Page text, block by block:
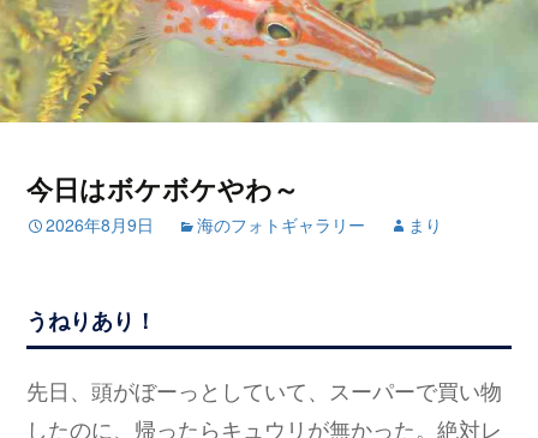
今日はボケボケやわ～
2026年8月9日 海のフォトギャラリー まり
うねりあり！
先日、頭がぼーっとしていて、スーパーで買い物
したのに、帰ったらキュウリが無かった。絶対レ